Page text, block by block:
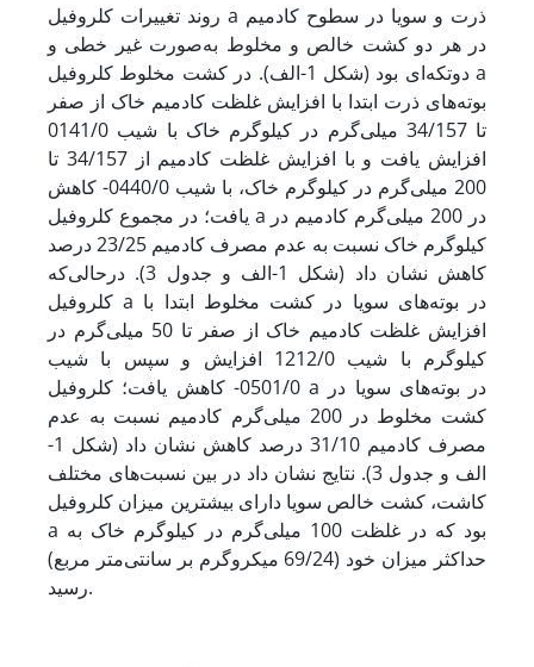
روند تغییرات کلروفیل a ذرت و سویا در سطوح کادمیم
در هر دو کشت خالص و مخلوط به‌صورت غیر خطی و
دوتکه‌ای بود (شکل 1-الف). در کشت مخلوط کلروفیل a
بوته‌های ذرت ابتدا با افزایش غلظت کادمیم خاک از صفر
تا 34/157 میلی‌گرم در کیلوگرم خاک با شیب 0141/0
افزایش یافت و با افزایش غلظت کادمیم از 34/157 تا
200 میلی‌گرم در کیلوگرم خاک، با شیب 0440/0- کاهش
یافت؛ در مجموع کلروفیل a در 200 میلی‌گرم کادمیم در
کیلوگرم خاک نسبت به عدم مصرف کادمیم 23/25 درصد
کاهش نشان داد (شکل 1-الف و جدول 3). درحالی‌که
کلروفیل a در بوته‌های سویا در کشت مخلوط ابتدا با
افزایش غلظت کادمیم خاک از صفر تا 50 میلی‌گرم در
کیلوگرم با شیب 1212/0 افزایش و سپس با شیب
0501/0- کاهش یافت؛ کلروفیل a در بوته‌های سویا در
کشت مخلوط در 200 میلی‌گرم کادمیم نسبت به عدم
مصرف کادمیم 31/10 درصد کاهش نشان داد (شکل 1-
الف و جدول 3). نتایج نشان داد در بین نسبت‌های مختلف
کاشت، کشت خالص سویا دارای بیشترین میزان کلروفیل
a بود که در غلظت 100 میلی‌گرم در کیلوگرم خاک به
حداکثر میزان خود (69/24 میکروگرم بر سانتی‌متر مربع)
رسید.